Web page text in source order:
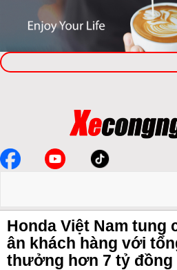
Honda Việt Nam
ân khách hàng với
thưởng hơn 7 tỷ đồng